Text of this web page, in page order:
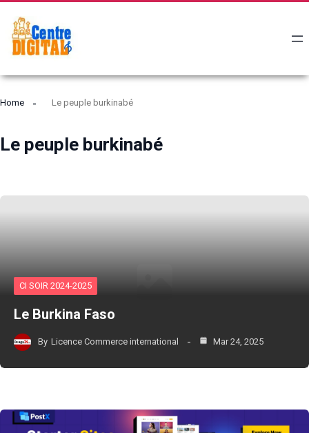
Home Le peuple burkinabé
Le peuple burkinabé
CI SOIR 2024-2025
Le Burkina Faso
By Licence Commerce international Mar 24, 2025